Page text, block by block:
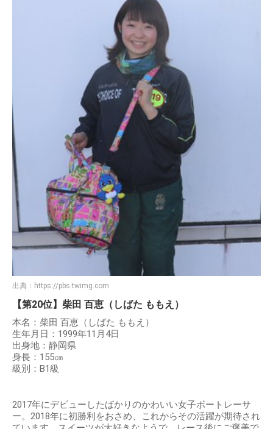
出典： https://pbs.twimg.com
【第20位】柴田 百恵（しばた ももえ）
本名：柴田 百恵（しばた ももえ）
生年月日：1999年11月4日
出身地：静岡県
身長：155㎝
級別：B1級
2017年にデビューしたばかりのかわいい女子ボートレーサ
ー。2018年に初勝利をおさめ、これからその活躍が期待され